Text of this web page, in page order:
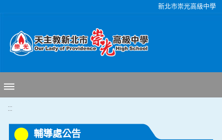
新北市崇光高級中學
:::
輔導處公告